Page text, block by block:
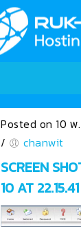
Posted on 10 พ
/
chanwit
SCREEN
10 AT 22.15.41